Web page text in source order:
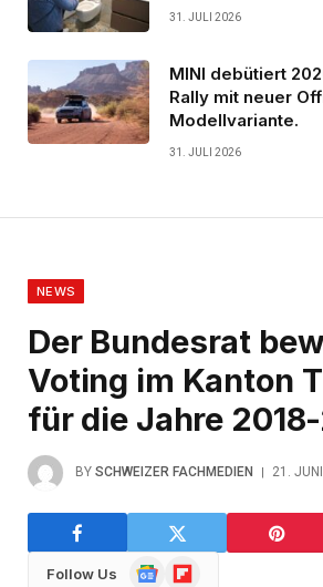
31. JULI 2026
MINI debütiert
Rally mit neuer
Modellvariante.
31. JULI 2026
NEWS
Der Bundesrat
Voting im Kanton
für die Jahre
BY SCHWEIZER FACHMEDIEN 21.
Follow Us
GoogleFlipboard